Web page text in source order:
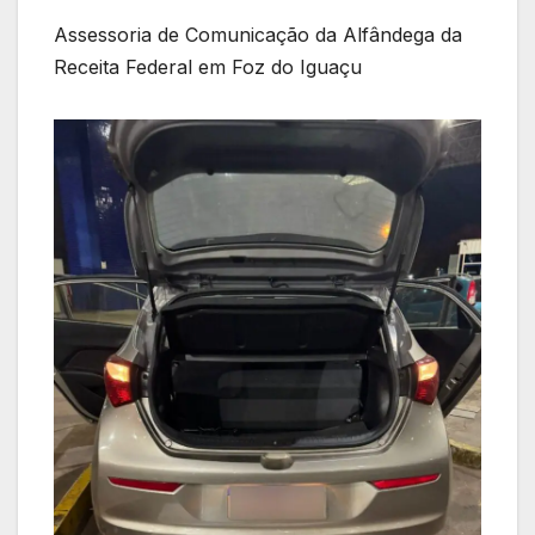
Assessoria de Comunicação da Alfândega da
Receita Federal em Foz do Iguaçu